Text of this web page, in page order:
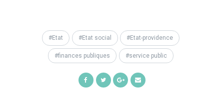
Etat Etat social Etat-providence
finances publiques service public
ShareShareShare